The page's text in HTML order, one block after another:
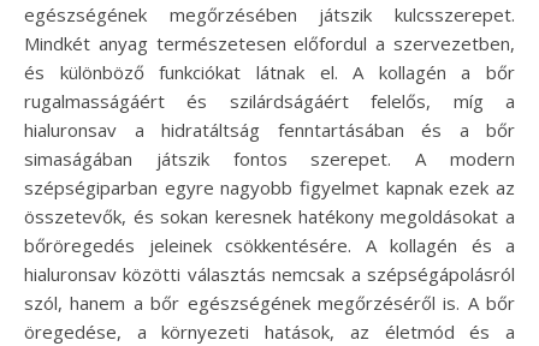
egészségének megőrzésében játszik kulcsszerepet.
Mindkét anyag természetesen előfordul a szervezetben,
és különböző funkciókat látnak el. A kollagén a bőr
rugalmasságáért és szilárdságáért felelős, míg a
hialuronsav a hidratáltság fenntartásában és a bőr
simaságában játszik fontos szerepet. A modern
szépségiparban egyre nagyobb figyelmet kapnak ezek az
összetevők, és sokan keresnek hatékony megoldásokat a
bőröregedés jeleinek csökkentésére. A kollagén és a
hialuronsav közötti választás nemcsak a szépségápolásról
szól, hanem a bőr egészségének megőrzéséről is. A bőr
öregedése, a környezeti hatások, az életmód és a